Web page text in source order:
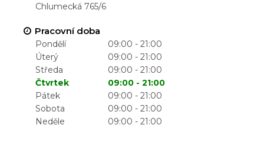
Chlumecká 765/6
Pracovní doba
Pondělí
09:00 - 21:00
Úterý
09:00 - 21:00
Středa
09:00 - 21:00
Čtvrtek
09:00 - 21:00
Pátek
09:00 - 21:00
Sobota
09:00 - 21:00
Neděle
09:00 - 21:00